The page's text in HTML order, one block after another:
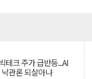
테크 주가 급반등...AI
관론 되살아나